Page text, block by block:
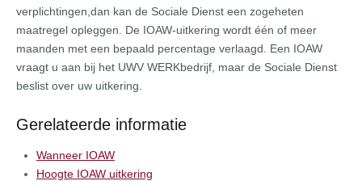
verplichtingen,dan kan de Sociale Dienst een zogeheten
maatregel opleggen. De IOAW-uitkering wordt één of meer
maanden met een bepaald percentage verlaagd. Een IOAW
vraagt u aan bij het UWV WERKbedrijf, maar de Sociale Dienst
beslist over uw uitkering.
Gerelateerde informatie
Wanneer IOAW
Hoogte IOAW uitkering